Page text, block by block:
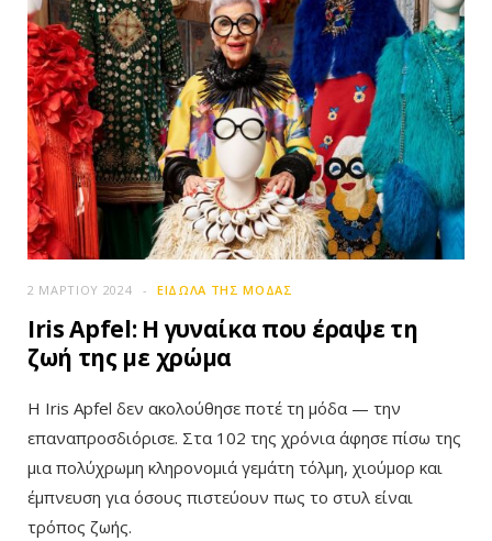
2 ΜΑΡΤΊΟΥ 2024 ΕΊΔΩΛΑ ΤΗΣ ΜΌΔΑΣ
Iris Apfel: Η γυναίκα που έραψε τη
ζωή της με χρώμα
Η Iris Apfel δεν ακολούθησε ποτέ τη μόδα — την
επαναπροσδιόρισε. Στα 102 της χρόνια άφησε πίσω της
μια πολύχρωμη κληρονομιά γεμάτη τόλμη, χιούμορ και
έμπνευση για όσους πιστεύουν πως το στυλ είναι
τρόπος ζωής.